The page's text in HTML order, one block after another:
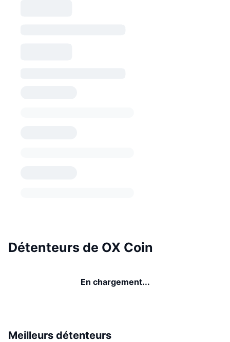
Détenteurs de OX Coin
En chargement...
Meilleurs détenteurs